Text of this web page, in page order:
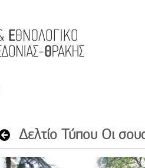
Δελτίο Τύπου Οι